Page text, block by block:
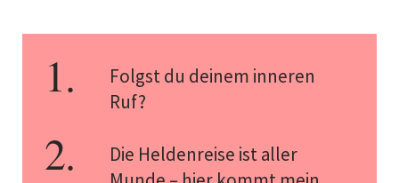
Folgst du deinem inneren
Ruf?
Die Heldenreise ist aller